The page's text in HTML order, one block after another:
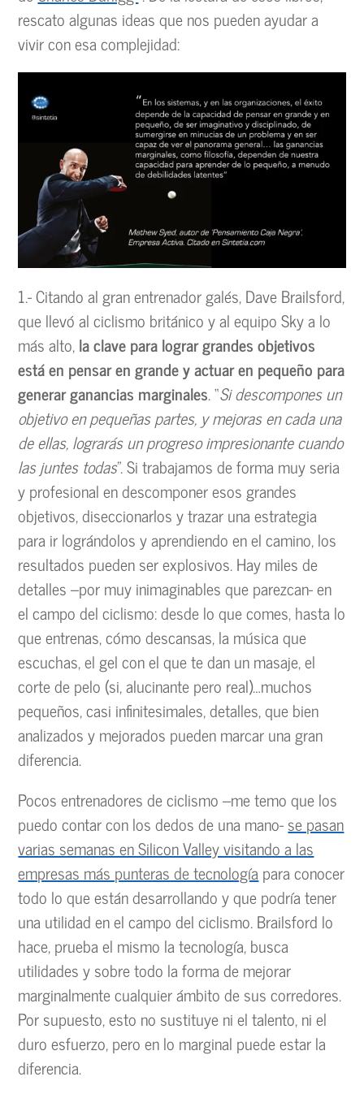
rescato algunas ideas que nos pueden ayudar a
vivir con esa complejidad:
1.- Citando al gran entrenador galés, Dave Brailsford,
que llevó al ciclismo británico y al equipo Sky a lo
más alto,la clave para lograr grandes objetivos
está en pensar en grande y actuar en pequeño para
generar ganancias marginales. “Si descompones un
objetivo en pequeñas partes, y mejoras en cada una
de ellas, lograrás un progreso impresionante cuando
las juntes todas”. Si trabajamos de forma muy seria
y profesional en descomponer esos grandes
objetivos, diseccionarlos y trazar una estrategia
para ir lográndolos y aprendiendo en el camino, los
resultados pueden ser explosivos. Hay miles de
detalles –por muy inimaginables que parezcan- en
el campo del ciclismo: desde lo que comes, hasta lo
que entrenas, cómo descansas, la música que
escuchas, el gel con el que te dan un masaje, el
corte de pelo (si, alucinante pero real)…muchos
pequeños, casi infinitesimales, detalles, que bien
analizados y mejorados pueden marcar una gran
diferencia.
Pocos entrenadores de ciclismo –me temo que los
puedo contar con los dedos de una mano-se pasan
varias semanas en Silicon Valley visitando a las
empresas más punteras de tecnología para conocer
todo lo que están desarrollando y que podría tener
una utilidad en el campo del ciclismo. Brailsford lo
hace, prueba el mismo la tecnología, busca
utilidades y sobre todo la forma de mejorar
marginalmente cualquier ámbito de sus corredores.
Por supuesto, esto no sustituye ni el talento, ni el
duro esfuerzo, pero en lo marginal puede estar la
diferencia.